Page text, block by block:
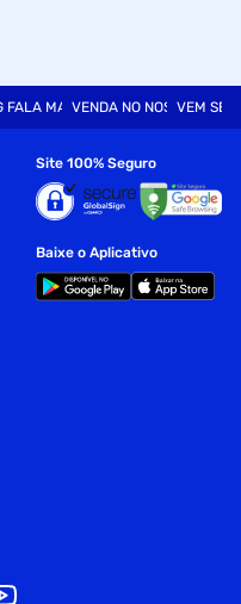
FALA MARTVENDA NO NOSSO SITE
VEM SER
Site 100% Seguro
Baixe o Aplicativo